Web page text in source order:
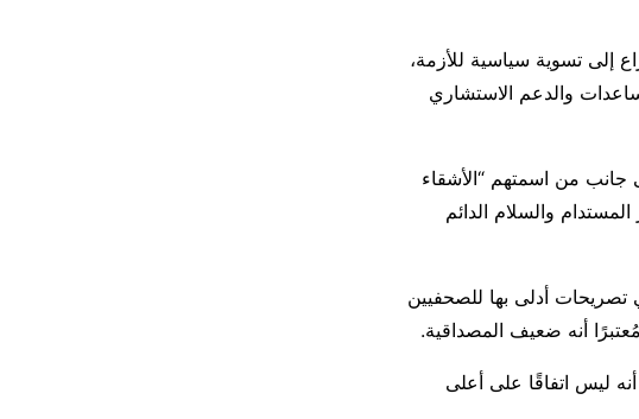
إلى تسوية سياسية للأزمة،
والدعم الاستشاري
جانب من اسمتهم “الأشقاء
والسلام الدائم
أدلى بها للصحفيين
أنه ضعيف المصداقية.
ليس اتفاقًا على أعلى